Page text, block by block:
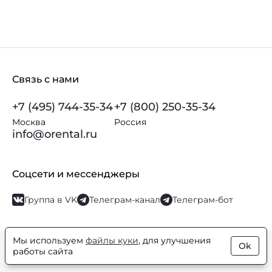
Связь с нами
+7 (495) 744-35-34
Москва
+7 (800) 250-35-34
Россия
info@orental.ru
Соцсети и мессенджеры
Группа в VK Телеграм-канал Телеграм-бот
© Orental.ru 2007–2026Интернет-магазин парфюмерии и
косметики
Мы используем файлы куки, для улучшения
работы сайта
Ok